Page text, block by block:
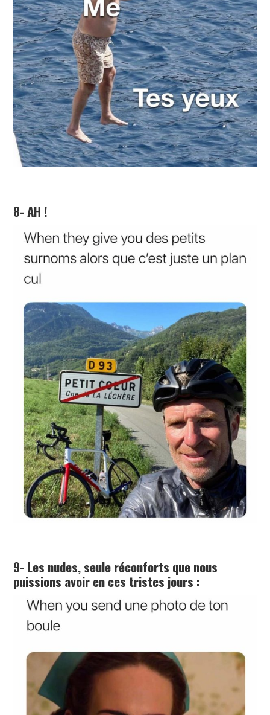
8- AH !
9- Les nudes, seule réconforts que nous
puissions avoir en ces tristes jours :